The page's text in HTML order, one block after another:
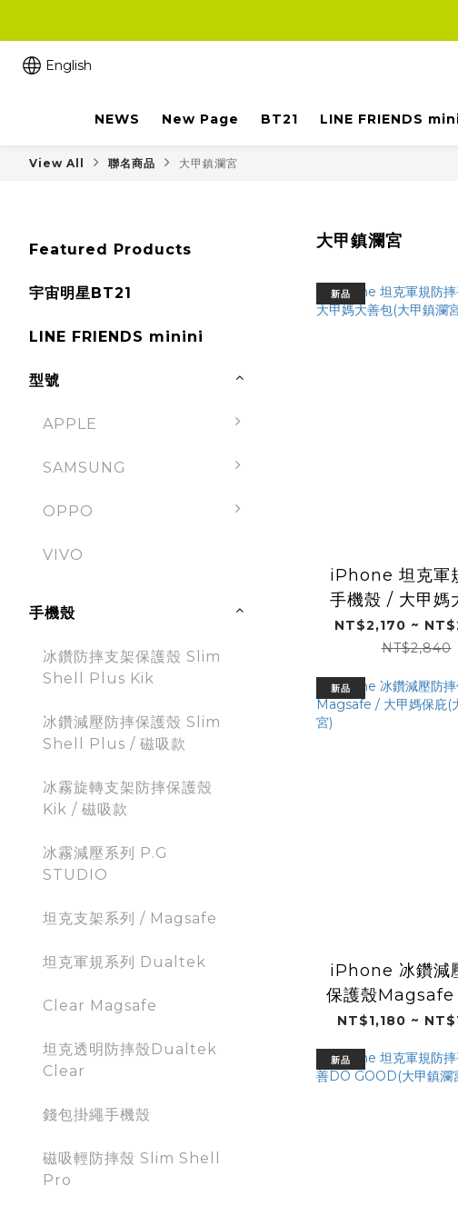
English
NEWS New Page BT21 LINE FRIENDS
View All 聯名商品 大甲鎮瀾宮
Featured Products
宇宙明星BT21
LINE FRIENDS minini
型號
APPLE
SAMSUNG
OPPO
VIVO
手機殼
冰鑽防摔支架保護殼 Slim
Shell Plus Kik
冰鑽減壓防摔保護殼 Slim
Shell Plus / 磁吸款
冰霧旋轉支架防摔保護殼
Kik / 磁吸款
冰霧減壓系列 P.G
STUDIO
坦克支架系列 / Magsafe
坦克軍規系列 Dualtek
Clear Magsafe
坦克透明防摔殼Dualtek
Clear
錢包掛繩手機殼
磁吸輕防摔殼 Slim Shell
Pro
大甲鎮瀾宮
新品
iPhone 坦克軍
手機殼 / 大甲媽
(大甲鎮瀾
NT$2,170 ~
NT$2,840
新品
iPhone 冰鑽減
保護殼Magsafe
媽保庇(大甲鎮
NT$1,180 ~
新品